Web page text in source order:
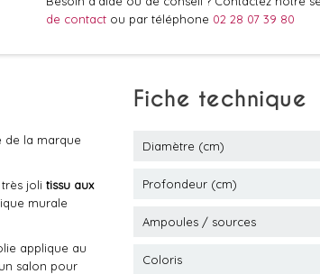
de contact ou par téléphone 02 28 07 39 80
de la marque
joli tissu aux
murale
applique au
salon pour
Fiche technique
Diamètre (cm)
Profondeur (cm)
Ampoules / sources
Coloris